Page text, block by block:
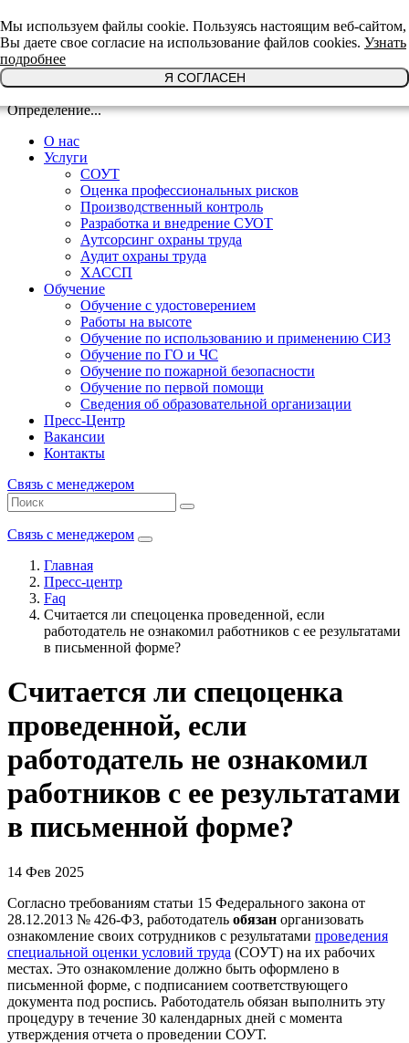
Определение...
О нас
Услуги
СОУТ
Оценка профессиональных рисков
Производственный контроль
Разработка и внедрение СУОТ
Аутсорсинг охраны труда
Аудит охраны труда
ХАССП
Обучение
Обучение с удостоверением
Работы на высоте
Обучение по использованию и применению СИЗ
Обучение по ГО и ЧС
Обучение по пожарной безопасности
Обучение по первой помощи
Сведения об образовательной организации
Пресс-Центр
Вакансии
Контакты
Связь с менеджером
Связь с менеджером
Главная
Пресс-центр
Faq
Считается ли спецоценка проведенной, если
работодатель не ознакомил работников с ее результатами
в письменной форме?
Считается ли спецоценка
проведенной, если
работодатель не ознакомил
работников с ее результатами
в письменной форме?
14 Фев 2025
Согласно требованиям статьи 15 Федерального закона от
28.12.2013 № 426-ФЗ, работодатель обязан организовать
ознакомление своих сотрудников с результатами проведения
специальной оценки условий труда (СОУТ) на их рабочих
местах. Это ознакомление должно быть оформлено в
письменной форме, с подписанием соответствующего
документа под роспись. Работодатель обязан выполнить эту
процедуру в течение 30 календарных дней с момента
утверждения отчета о проведении СОУТ.
Мы используем файлы cookie. Пользуясь настоящим веб-сайтом,
Вы даете свое согласие на использование файлов cookies. Узнать
подробнее
Я СОГЛАСЕН